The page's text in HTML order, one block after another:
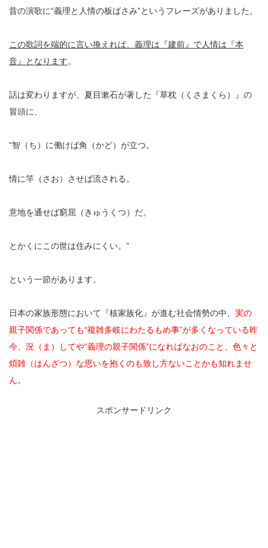
昔の演歌に“義理と人情の板ばさみ”というフレーズがありました。
この歌詞を端的に言い換えれば、義理は『建前』で人情は『本
音』となります。
話は変わりますが、夏目漱石が著した『草枕（くさまくら）』の
冒頭に、
“智（ち）に働けば角（かど）が立つ。
情に竿（さお）させば流される。
意地を通せば窮屈（きゅうくつ）だ。
とかくにこの世は住みにくい。”
という一節があります。
日本の家族形態において『核家族化』が進む社会情勢の中、 実の
親子関係であっても“複雑多岐にわたるもめ事”が多くなっている昨
今、況（ま）してや“義理の親子関係”になればなおのこと、色々と
煩雑（はんざつ）な思いを抱くのも致し方ないことかも知れませ
ん。
スポンサードリンク